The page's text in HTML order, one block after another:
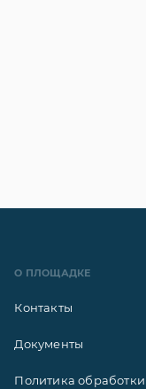
О ПЛОЩАДКЕ
Контакты
Документы
Политика обработки